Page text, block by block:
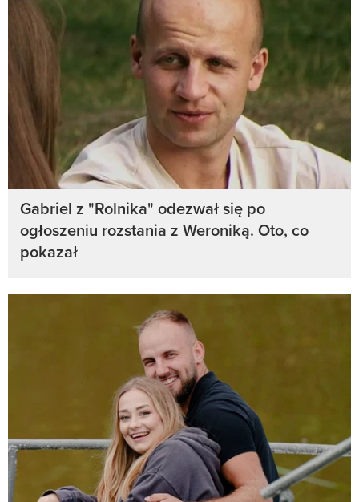
Gabriel z "Rolnika" odezwał się po
ogłoszeniu rozstania z Weroniką. Oto, co
pokazał